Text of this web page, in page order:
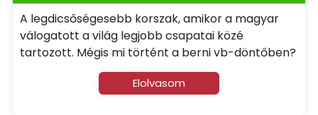
A legdicsőségesebb korszak, amikor a magyar
válogatott a világ legjobb csapatai közé
tartozott. Mégis mi történt a berni vb-döntőben?
Elolvasom